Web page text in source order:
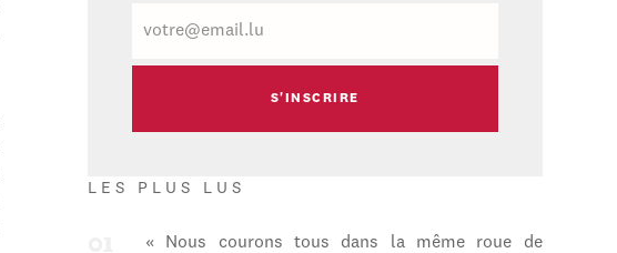
mail
LES PLUS LUS
« Nous courons tous dans la même roue de